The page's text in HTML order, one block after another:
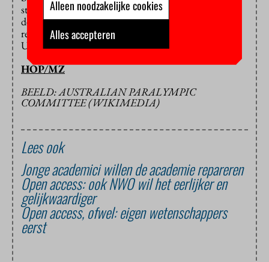
steuntje in de rug geven. Ook reserveert ze geld voor
de Nationaal Coördinator Open Science. Voormalig
rector-magnificus Karel Luyben van de Technische
Universiteit namdeze functiebegin 2018 op zich.
HOP/MZ
BEELD: AUSTRALIAN PARALYMPIC
COMMITTEE (WIKIMEDIA)
Lees ook
Jonge academici willen de academie repareren
Open access: ook NWO wil het eerlijker en
gelijkwaardiger
Open access, ofwel: eigen wetenschappers
eerst
Alleen noodzakelijke cookies
Alles accepteren